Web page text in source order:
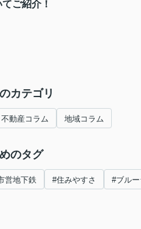
ご紹介！
カテゴリ
不動産コラム 地域コラム
のタグ
営地下鉄 #住みやすさ #ブル